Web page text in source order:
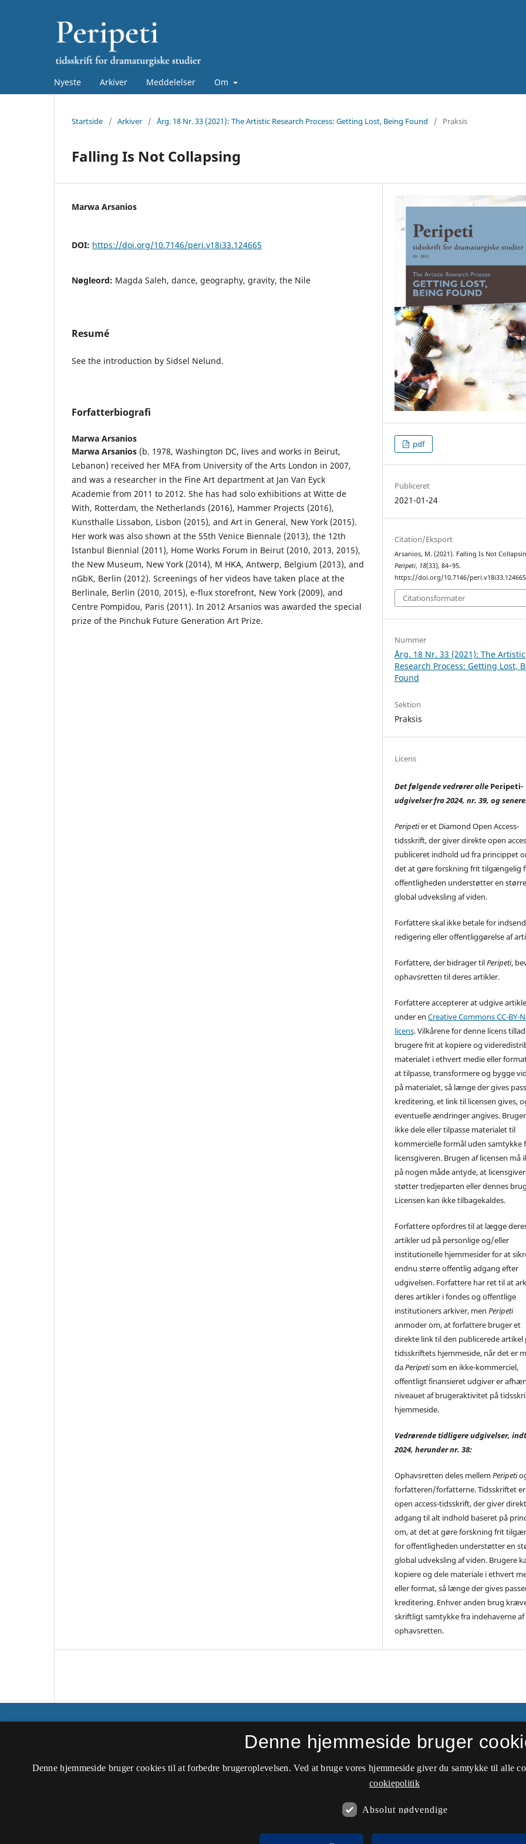
Nyeste Arkiver Meddelelser Om
Startside / Arkiver / Årg. 18 Nr. 33 (2021): The Artistic Research Process: Getting Lost, Being Found / Praksis
Falling Is Not Collapsing
Marwa Arsanios
DOI: https://doi.org/10.7146/peri.v18i33.124665
Nøgleord: Magda Saleh, dance, geography, gravity, the Nile
Resumé
See the introduction by Sidsel Nelund.
Forfatterbiografi
Marwa Arsanios
Marwa Arsanios (b. 1978, Washington DC, lives and works in Beirut,
Lebanon) received her MFA from Uni­versity of the Arts London in 2007,
and was a researcher in the Fine Art department at Jan Van Eyck
Academie from 2011 to 2012. She has had solo exhibitions at Witte de
With, Rotterdam, the Netherlands (2016), Hammer Projects (2016),
Kunsthalle Lissabon, Lisbon (2015), and Art in General, New York (2015).
Her work was also shown at the 55th Venice Bi­ennale (2013), the 12th
Istanbul Biennial (2011), Home Works Forum in Beirut (2010, 2013, 2015),
the New Museum, New York (2014), M HKA, Antwerp, Belgium (2013), and
nGbK, Berlin (2012). Screenings of her videos have taken place at the
Berlinale, Berlin (2010, 2015), e-flux storefront, New York (2009), and
Centre Pompidou, Paris (2011). In 2012 Arsanios was awarded the special
prize of the Pinchuk Future Generation Art Prize.
pdf
Publiceret
2021-01-24
Citation/Eksport
Arsanios, M. (2021). Falling Is Not
Peripeti, 18(33), 84–95.
https://doi.org/10.7146/peri.v18i33.124665
Citationsformater
Nummer
Årg. 18 Nr. 33 (2021): The Artistic
Research Process: Getting Lost,
Found
Sektion
Praksis
Licens
Det følgende vedrører alle Peripeti-
udgivelser fra 2024, nr. 39, og
Peripetier et Diamond Open Access-
tidsskrift, der giver direkte open
publiceret indhold ud fra princippet
det at gøre forskning frit tilgængelig
offentligheden understøtter en større
global udveksling af viden.
Forfattere skal ikke betale for
redigering eller offentliggørelse af
Forfattere, der bidrager tilPeripeti,
ophavsretten til deres artikler.
Forfattere accepterer at udgive
under enCreative Commons CC-BY-
licens. Vilkårene for denne licens
brugere frit at kopiere og
materialet i ethvert medie eller
at tilpasse, transformere og bygge
på materialet, så længe der gives
kreditering, et link til licensen gives,
eventuelle ændringer angives.
ikke dele eller tilpasse materialet til
kommercielle formål uden samtykke
licensgiveren. Brugen af licensen må
på nogen måde antyde, at
støtter tredjeparten eller dennes
Licensen kan ikke tilbagekaldes.
Forfattere opfordres til at lægge
artikler ud på personlige og/eller
institutionelle hjemmesider for at
endnu større offentlig adgang efter
udgivelsen. Forfattere har ret til at
deres artikler i fondes og offentlige
institutioners arkiver, menPeripeti
anmoder om, at forfattere bruger et
direkte link til den publicerede artikel
tidsskriftets hjemmeside, når det er
daPeripetisom en ikke-kommerciel,
offentligt finansieret udgiver er
niveauet af brugeraktivitet på
hjemmeside.
Vedrørende tidligere udgivelser,
2024, herunder nr. 38:
Ophavsretten deles mellemPeripeti
forfatteren/forfatterne. Tidsskriftet
open access-tidsskrift, der giver
adgang til alt indhold baseret på
om, at det at gøre forskning frit
for offentligheden understøtter en
global udveksling af viden. Brugere
kopiere og dele materiale i ethvert
eller format, så længe der gives
kreditering. Enhver anden brug
skriftligt samtykke fra indehaverne af
ophavsretten.
Peripeti ‒ Tidsskrift for dramaturgiske studier
ISSN 2245-893X (Online)
Denne hjemmeside bruger
Denne hjemmeside bruger cookies til at forbedre brugeroplevelsen. Ved at bruge vores hjemmeside giver du samtykke til alle
cookiepolitik
Absolut nødvendige